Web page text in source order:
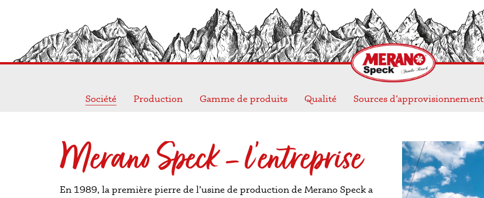
Société Production Gamme de produits Qualité Sources d’approvisionnement
Merano Speck – l’entreprise
En 1989, la première pierre de l’usine de production de Merano Speck a